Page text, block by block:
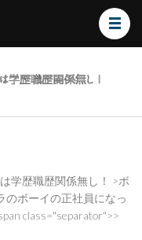
大
バク
ラボ
ーイ
学歴職歴関係無し！ >ボ
のボーイの正社員になっ
class="separator">>